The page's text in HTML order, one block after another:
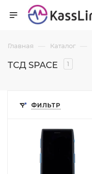
Главная — Каталог —
ТСД SPACE 1
ФИЛЬТР